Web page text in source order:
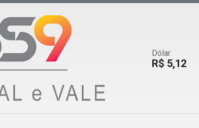
Dólar
R$ 5,12